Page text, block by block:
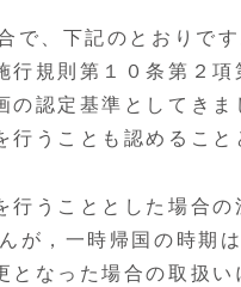
で、下記のとおりです
規則第１０条第２
認定基準としてき
うことも認めるこ
うこととした場合の
，一時帰国の時期
なった場合の取扱